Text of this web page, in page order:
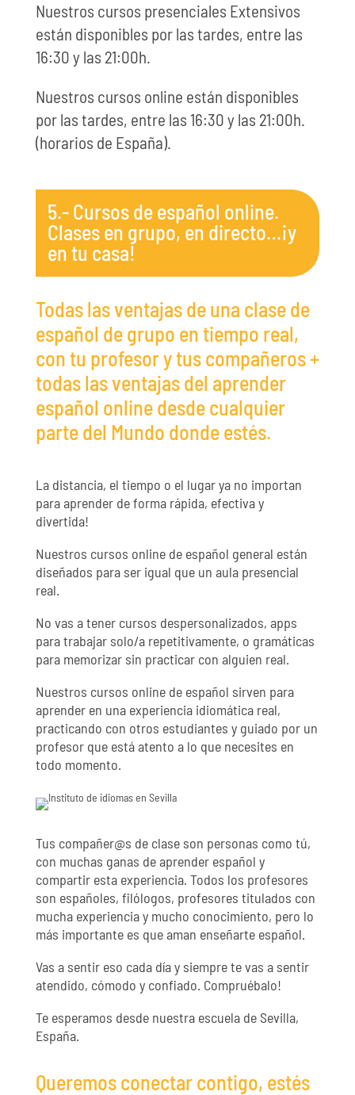
Nuestros cursos presenciales Extensivos
están disponibles por las tardes, entre las
16:30 y las 21:00h.
Nuestros cursos online están disponibles
por las tardes, entre las 16:30 y las 21:00h.
(horarios de España).
5.- Cursos de español online.
Clases en grupo, en directo…¡y
en tu casa!
Todas las ventajas de una clase de
español de grupo en tiempo real,
con tu profesor y tus compañeros +
todas las ventajas del aprender
español online desde cualquier
parte del Mundo donde estés.
La distancia, el tiempo o el lugar ya no importan
para aprender de forma rápida, efectiva y
divertida!
Nuestros cursos online de español general están
diseñados para ser igual que un aula presencial
real.
No vas a tener cursos despersonalizados, apps
para trabajar solo/a repetitivamente, o gramáticas
para memorizar sin practicar con alguien real.
Nuestros cursos online de español sirven para
aprender en una experiencia idiomática real,
practicando con otros estudiantes y guiado por un
profesor que está atento a lo que necesites en
todo momento.
Tus compañer@s de clase son personas como tú,
con muchas ganas de aprender español y
compartir esta experiencia. Todos los profesores
son españoles, filólogos, profesores titulados con
mucha experiencia y mucho conocimiento, pero lo
más importante es que aman enseñarte español.
Vas a sentir eso cada día y siempre te vas a sentir
atendido, cómodo y confiado. Compruébalo!
Te esperamos desde nuestra escuela de Sevilla,
España.
Queremos conectar contigo, estés